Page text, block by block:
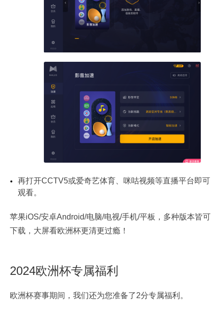
再打开CCTV5或爱奇艺体育、咪咕视频等直播平台即可
观看。
苹果iOS/安卓Android/电脑/电视/手机/平板，多种版本皆可
下载，大屏看欧洲杯更清更过瘾！
2024欧洲杯专属福利
欧洲杯赛事期间，我们还为您准备了2分专属福利。